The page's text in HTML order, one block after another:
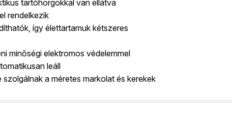
tartóhorgokkal van ellátva
rendelkezik
így élettartamuk kétszeres
minőségi elektromos védelemmel
leáll
a méretes markolat és kerekek